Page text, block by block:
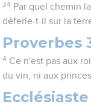
24 Par quel chemin
déferle-t-il sur la
Proverbes
4 Ce n'est pas aux
du vin, ni aux
Ecclésiaste